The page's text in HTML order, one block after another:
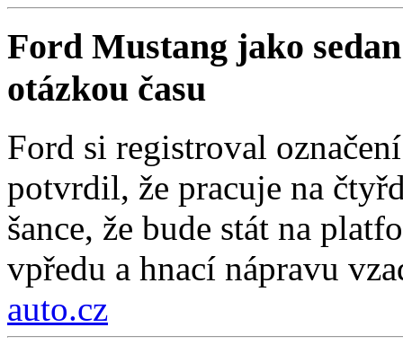
Ford Mustang jako
otázkou času
Ford si registroval
potvrdil, že pracuje na
šance, že bude stát na
vpředu a hnací nápravu
auto.cz